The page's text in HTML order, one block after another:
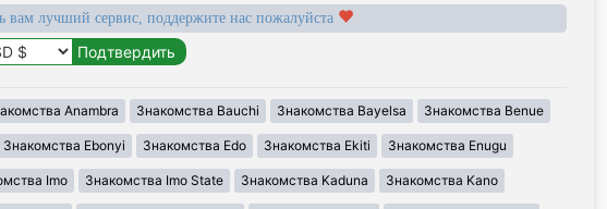
вам лучший сервис, поддержите нас пожалуйста
Anambra Знакомства Bauchi Знакомства Bayelsa Знакомства Benue
Знакомства Ebonyi Знакомства Edo Знакомства Ekiti Знакомства Enugu
Imo Знакомства Imo State Знакомства Kaduna Знакомства Kano